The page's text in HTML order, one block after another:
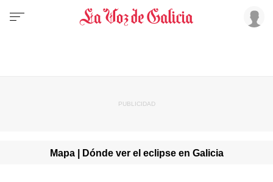
Mapa | Dónde ver el eclipse en Galicia